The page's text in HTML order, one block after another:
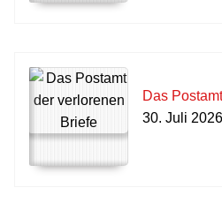
Das
30. Juli 2026